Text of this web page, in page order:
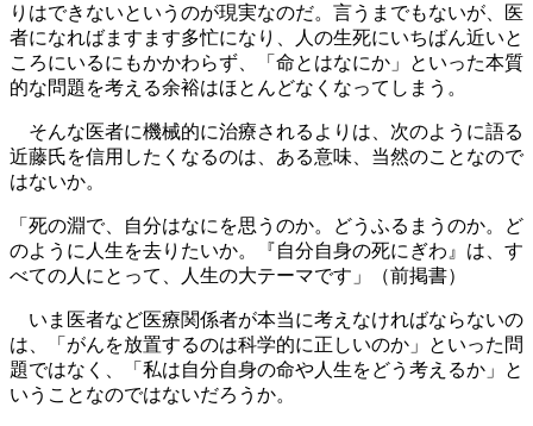
りはできないというのが現実なのだ。言うまでもないが、医
者になればますます多忙になり、人の生死にいちばん近いと
ころにいるにもかかわらず、「命とはなにか」といった本質
的な問題を考える余裕はほとんどなくなってしまう。
そんな医者に機械的に治療されるよりは、次のように語る
近藤氏を信用したくなるのは、ある意味、当然のことなので
はないか。
「死の淵で、自分はなにを思うのか。どうふるまうのか。ど
のように人生を去りたいか。『自分自身の死にぎわ』は、す
べての人にとって、人生の大テーマです」（前掲書）
いま医者など医療関係者が本当に考えなければならないの
は、「がんを放置するのは科学的に正しいのか」といった問
題ではなく、「私は自分自身の命や人生をどう考えるか」と
いうことなのではないだろうか。